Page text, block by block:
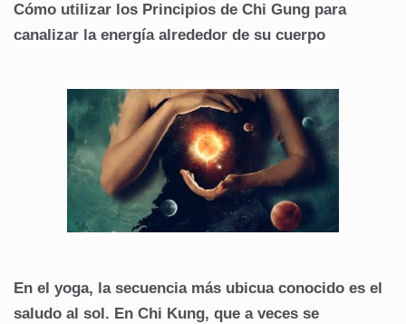
Cómo utilizar los Principios de Chi Gung para
canalizar la energía alrededor de su cuerpo
En el yoga, la secuencia más ubicua conocido es el
saludo al sol. En Chi Kung, que a veces se